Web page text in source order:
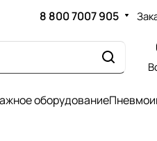
8 800 7007 905
оборудование